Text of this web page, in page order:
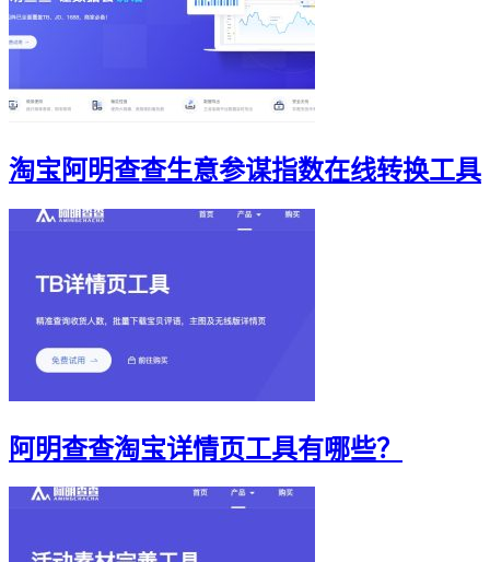
淘宝阿明查查生意参谋指数在线转换工具
阿明查查淘宝详情页工具有哪些？